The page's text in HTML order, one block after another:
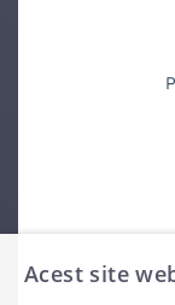
Acest site